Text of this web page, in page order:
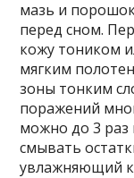
мазь и
перед сном.
кожу тоником
мягким
зоны тонким
поражений
можно до 3 раз
смывать
увлажняющий